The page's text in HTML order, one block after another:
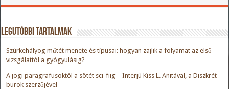
Legutóbbi tartalmak
Szürkehályog műtét menete és típusai: hogyan zajlik a folyamat az első
vizsgálattól a gyógyulásig?
A jogi paragrafusoktól a sötét sci-fiig – Interjú Kiss L. Anitával, a Diszkrét
burok szerzőjével